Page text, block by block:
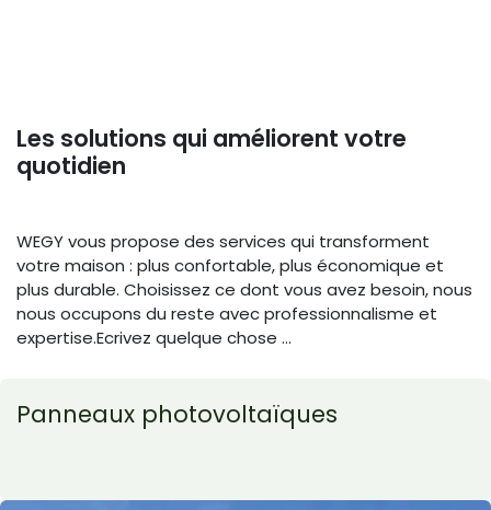
Panneaux photovoltaïques
Les solutions qui améliorent votre
quotidien
WEGY vous propose des services qui transforment
votre maison : plus confortable, plus économique et
plus durable. Choisissez ce dont vous avez besoin, nous
nous occupons du reste avec professionnalisme et
expertise.Ecrivez quelque chose ...